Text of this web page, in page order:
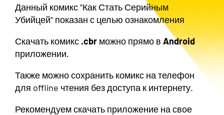
Данный комикс "Как Стать Серийным
Убийцей" показан с целью ознакомления
Скачать комикс.cbr можно прямо в Android
приложении.
Также можно сохранить комикс на телефон
для offline чтения без доступа к интернету.
Рекомендуем скачать приложение на свое